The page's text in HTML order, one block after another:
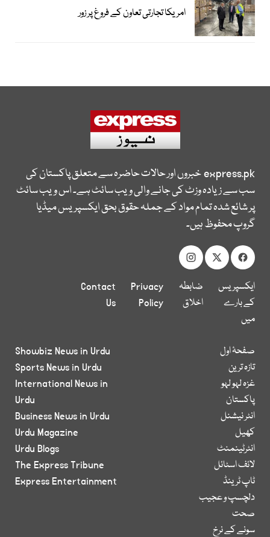
امریکا تجارتی تعاون کے فروغ پر زور
express.pkخبروں اور حالات حاضرہ سے متعلق پاکستان کی
سب سے زیادہ وزٹ کی جانے والی ویب سائٹ ہے۔ اس ویب سائٹ
پر شائع شدہ تمام مواد کے جملہ حقوق بحق ایکسپریس میڈیا
گروپ محفوظ ہیں۔
ایکسپریس
کے بارے
میں
ضابطہ
اخلاق
Privacy
Policy
Contact
Us
صفحۂ اول
تازہ ترین
غزہ لہو لہو
پاکستان
انٹر نیشنل
کھیل
انٹرٹینمنٹ
لائف اسٹائل
ٹاپ ٹرینڈ
دلچسپ و عجیب
صحت
سونے کے نرخ
Showbiz News in Urdu
Sports News in Urdu
International News in
Urdu
Business News in Urdu
Urdu Magazine
Urdu Blogs
The Express Tribune
Express Entertainment